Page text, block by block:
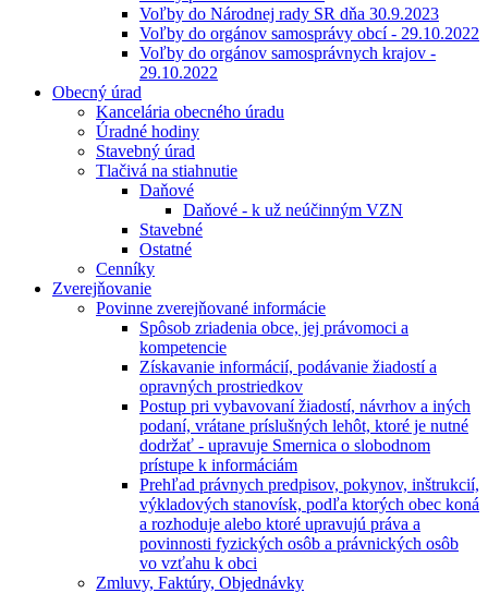
Voľby do Národnej rady SR dňa 30.9.2023
Voľby do orgánov samosprávy obcí - 29.10.2022
Voľby do orgánov samosprávnych krajov -
29.10.2022
Obecný úrad
Kancelária obecného úradu
Úradné hodiny
Stavebný úrad
Tlačivá na stiahnutie
Daňové
Daňové - k už neúčinným VZN
Stavebné
Ostatné
Cenníky
Zverejňovanie
Povinne zverejňované informácie
Spôsob zriadenia obce, jej právomoci a
kompetencie
Získavanie informácií, podávanie žiadostí a
opravných prostriedkov
Postup pri vybavovaní žiadostí, návrhov a iných
podaní, vrátane príslušných lehôt, ktoré je nutné
dodržať - upravuje Smernica o slobodnom
prístupe k informáciám
Prehľad právnych predpisov, pokynov, inštrukcií,
výkladových stanovísk, podľa ktorých obec koná
a rozhoduje alebo ktoré upravujú práva a
povinnosti fyzických osôb a právnických osôb
vo vzťahu k obci
Zmluvy, Faktúry, Objednávky